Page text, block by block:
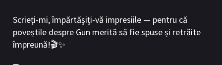
Scrieți-mi, împărtășiți-vă impresiile — pentru că
poveștile despre Gun merită să fie spuse și retrăite
împreună!🎬✨